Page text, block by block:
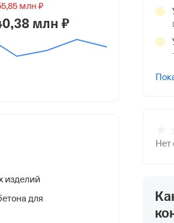
гор. Балашиха, Ш.
млн ₽
млн ₽
изделий
для
Нет